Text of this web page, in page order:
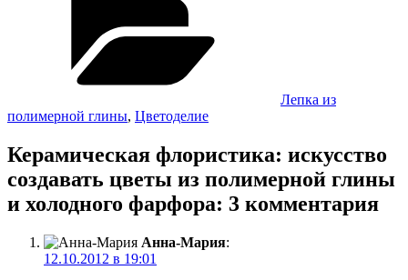
Лепка из
полимерной глины, Цветоделие
Керамическая флористика: искусство
создавать цветы из полимерной глины
и холодного фарфора: 3 комментария
Анна-Мария:
12.10.2012 в 19:01